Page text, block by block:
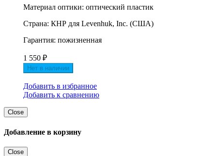
Материал оптики: оптический пластик
Страна: КНР для Levenhuk, Inc. (США)
Гарантия: пожизненная
1 550 ₽
Нет в наличии
Добавить в избранное
Добавить к сравнению
Close
Добавление в корзину
Close